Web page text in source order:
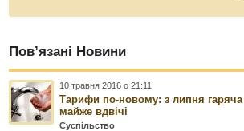
Пов’язані Новини
10 травня 2016 о 21:11
Тарифи по-новому: з липня
майже вдвічі
Суспільство